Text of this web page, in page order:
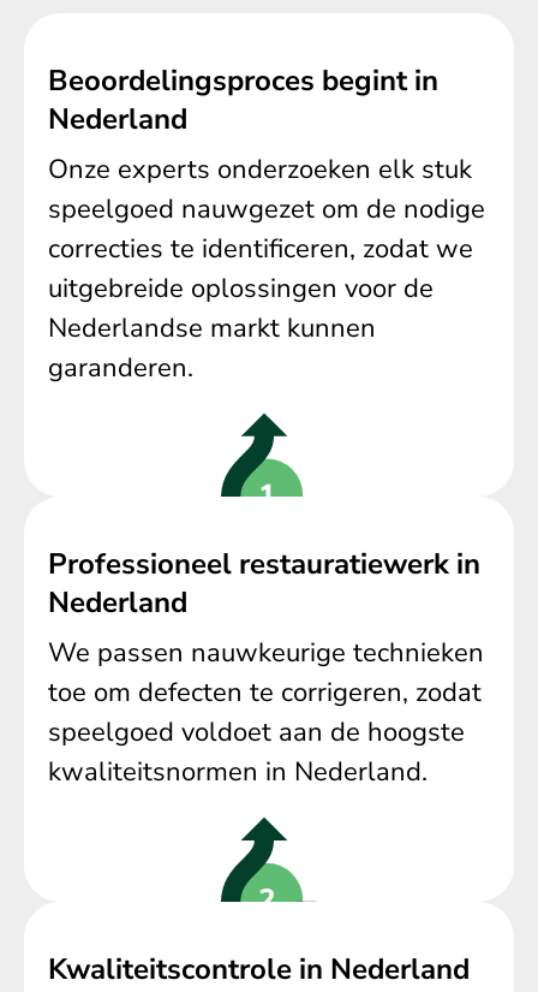
Beoordelingsproces begint in
Nederland
Onze experts onderzoeken elk stuk
speelgoed nauwgezet om de nodige
correcties te identificeren, zodat we
uitgebreide oplossingen voor de
Nederlandse markt kunnen
garanderen.
Professioneel restauratiewerk in
Nederland
We passen nauwkeurige technieken
toe om defecten te corrigeren, zodat
speelgoed voldoet aan de hoogste
kwaliteitsnormen in Nederland.
Kwaliteitscontrole in Nederland